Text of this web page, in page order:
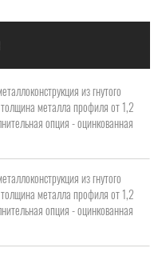
из гнутого
металла профиля от 1,2
опция - оцинкованная
из гнутого
металла профиля от 1,2
опция - оцинкованная